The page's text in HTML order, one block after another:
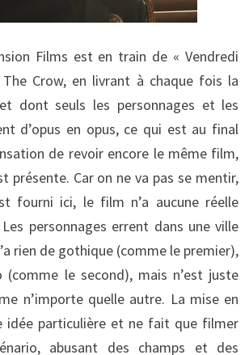
Films est en train de « Vendredi
Crow, en livrant à chaque fois la
dont seuls les personnages et les
d’opus en opus, ce qui est au final
de revoir encore le même film,
présente. Car on ne va pas se mentir,
fourni ici, le film n’a aucune réelle
personnages errent dans une ville
rien de gothique (comme le premier),
le second), mais n’est juste
n’importe quelle autre. La mise en
idée particulière et ne fait que filmer
abusant des champs et des